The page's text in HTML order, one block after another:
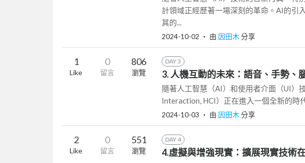
計領域正經歷著一場深刻的革命。AI的引
其的...
2024-10-02 ‧ 由 因田木 分享
1
Like
0
留言
806
瀏覽
DAY 3
3. 人機互動的未來：語音、手勢、
隨著人工智慧（AI）和使用者介面（UI）
Interaction, HCI）正在進入一個全新的時
2024-10-03 ‧ 由 因田木 分享
2
Like
0
留言
551
瀏覽
DAY 4
4.虛擬與增強現實：擴展現實技術